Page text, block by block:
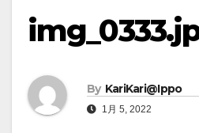
By KariKari@Ippo
1月 5, 2022